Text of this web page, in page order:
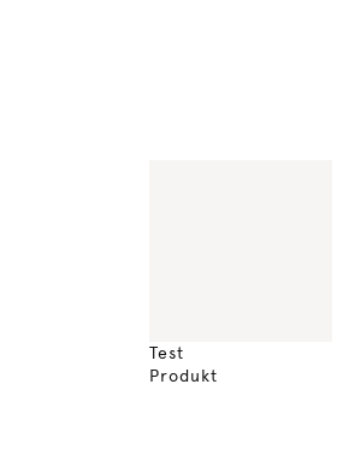
Test
Produkt